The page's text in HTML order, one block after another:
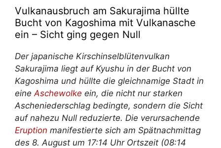
Vulkanausbruch am Sakurajima hüllte
Bucht von Kagoshima mit Vulkanasche
ein – Sicht ging gegen Null
Der japanische Kirschinselblütenvulkan
Sakurajima liegt auf Kyushu in der Bucht von
Kagoshima und hüllte die gleichnamige Stadt in
eine Aschewolke ein, die nicht nur starken
Ascheniederschlag bedingte, sondern die Sicht
auf nahezu Null reduzierte. Die verursachende
Eruption manifestierte sich am Spätnachmittag
des 8. August um 17:14 Uhr Ortszeit (08:14